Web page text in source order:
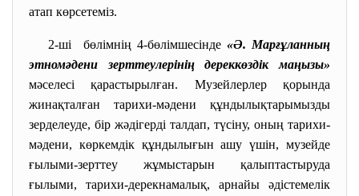
атап көрсетеміз.
2-ші бөлімнің 4-бөлімшесінде «Ә. Марғұланның
этномәдени зерттеулерінің дереккөздік маңызы»
мәселесі қарастырылған. Музейлерлер қорында
жинақталған тарихи-мәдени құндылықтарымызды
зерделеуде, бір жәдігерді талдап, түсіну, оның тарихи-
мәдени, көркемдік құндылығын ашу үшін, музейде
ғылыми-зерттеу жұмыстарын қалыптастыруда
ғылыми, тарихи-дерекнамалық, арнайы әдістемелік